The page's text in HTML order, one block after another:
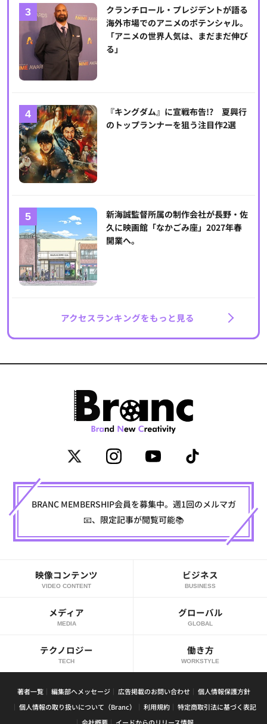
クランチロール・プレジデントが語る
海外市場でのアニメのポテンシャル。
「アニメの世界人気は、まだまだ伸び
る」
『キングダム』に宣戦布告!? 夏興行
のトップランナーを狙う注目作2選
新海誠監督所属の制作会社が長野・佐
久に映画館「なかごみ座」2027年春
開業へ。
アクセスランキングをもっと見る
BRANC MEMBERSHIP会員を募集中。週1回のメルマガ
📧、限定記事が閲覧可能📚
映像コンテンツ
VIDEO CONTENT
ビジネス
BUSINESS
メディア
MEDIA
グローバル
GLOBAL
テクノロジー
TECH
働き方
WORKSTYLE
著者一覧 編集部へメッセージ 広告掲載のお問い合わせ
個人情報保護方針
個人情報の取り扱いについて（Branc）
利用規約
特定商取引法に基づく表記
会社概要
イードからのリリース情報